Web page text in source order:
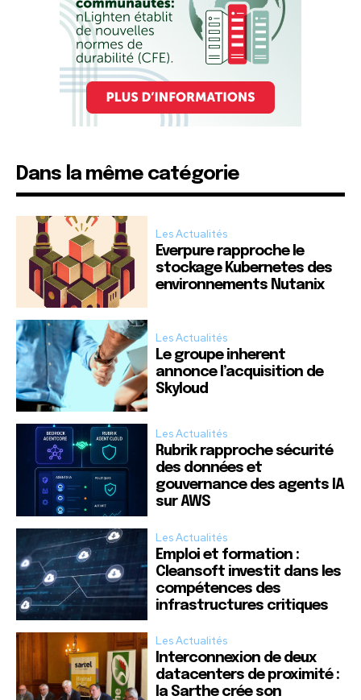
Dans la même catégorie
Les Actualités
Everpure rapproche le
stockage Kubernetes des
environnements Nutanix
Les Actualités
Le groupe inherent
annonce l’acquisition de
Skyloud
Les Actualités
Rubrik rapproche sécurité
des données et
gouvernance des agents IA
sur AWS
Les Actualités
Emploi et formation :
Cleansoft investit dans les
compétences des
infrastructures critiques
Les Actualités
Interconnexion de deux
datacenters de proximité :
la Sarthe crée son